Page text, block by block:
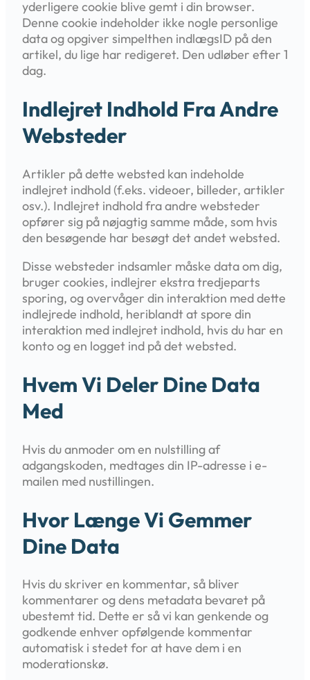
yderligere cookie blive gemt i din browser.
Denne cookie indeholder ikke nogle personlige
data og opgiver simpelthen indlægsID på den
artikel, du lige har redigeret. Den udløber efter 1
dag.
Indlejret Indhold Fra Andre
Websteder
Artikler på dette websted kan indeholde
indlejret indhold (f.eks. videoer, billeder, artikler
osv.). Indlejret indhold fra andre websteder
opfører sig på nøjagtig samme måde, som hvis
den besøgende har besøgt det andet websted.
Disse websteder indsamler måske data om dig,
bruger cookies, indlejrer ekstra tredjeparts
sporing, og overvåger din interaktion med dette
indlejrede indhold, heriblandt at spore din
interaktion med indlejret indhold, hvis du har en
konto og en logget ind på det websted.
Hvem Vi Deler Dine Data
Med
Hvis du anmoder om en nulstilling af
adgangskoden, medtages din IP-adresse i e-
mailen med nustillingen.
Hvor Længe Vi Gemmer
Dine Data
Hvis du skriver en kommentar, så bliver
kommentarer og dens metadata bevaret på
ubestemt tid. Dette er så vi kan genkende og
godkende enhver opfølgende kommentar
automatisk i stedet for at have dem i en
moderationskø.